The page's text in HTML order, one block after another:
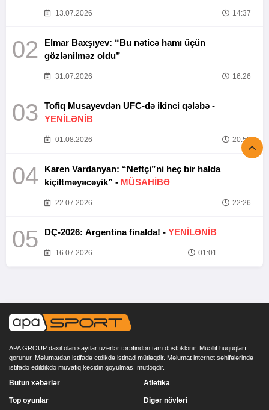
13.07.2026 14:37
02
Elmar Baxşıyev: “Bu nəticə hamı üçün
gözlənilməz oldu”
31.07.2026 16:26
03
Tofiq Musayevdən UFC-də ikinci qələbə -
YENİLƏNİB
01.08.2026 20:52
04
Karen Vardanyan: “Neftçi”ni heç bir halda
kiçiltməyəcəyik” - MÜSAHİBƏ
22.07.2026 22:26
05 DÇ-2026: Argentina finalda! - YENİLƏNİB
16.07.2026 01:01
APA GROUP daxil olan saytlar uzerlər tərəfindən tam dəstəklənir. Müəllif hüquqları
qorunur. Məlumatdan istifadə etdikdə istinad mütləqdir. Məlumat internet səhifələrində
istifadə edildikdə müvafiq keçidin qoyulması mütləqdir.
Bütün xəbərlər
Top oyunlar
Atletika
Digər növləri